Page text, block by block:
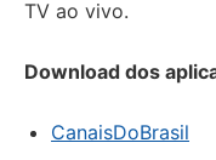
TV ao vivo.
Download dos
CanaisDoBrasil